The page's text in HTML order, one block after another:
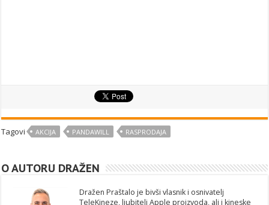
Tagovi AKCIJA PANDAWILL RASPRODAJA
O AUTORU DRAŽEN
Dražen Praštalo je bivši vlasnik i osnivatelj
TeleKineze, ljubitelj Apple proizvoda, ali i kineske